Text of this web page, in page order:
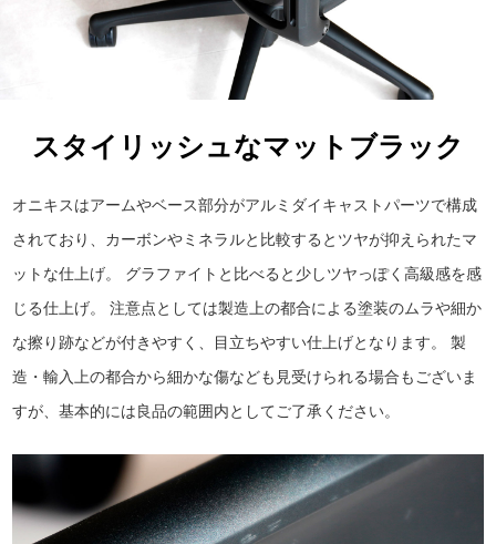
スタイリッシュなマットブラック
オニキスはアームやベース部分がアルミダイキャストパーツで構成
されており、カーボンやミネラルと比較するとツヤが抑えられたマ
ットな仕上げ。 グラファイトと比べると少しツヤっぽく高級感を感
じる仕上げ。 注意点としては製造上の都合による塗装のムラや細か
な擦り跡などが付きやすく、目立ちやすい仕上げとなります。 製
造・輸入上の都合から細かな傷なども見受けられる場合もございま
すが、基本的には良品の範囲内としてご了承ください。